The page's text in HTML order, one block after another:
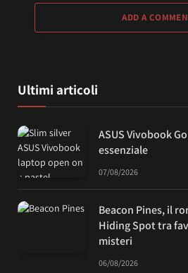
ADD A
Ultimi articoli
ASUS Vivobook
essenziale
07/08/2026
Beacon Pines, il
Hiding Spot tra
misteri
06/08/2026